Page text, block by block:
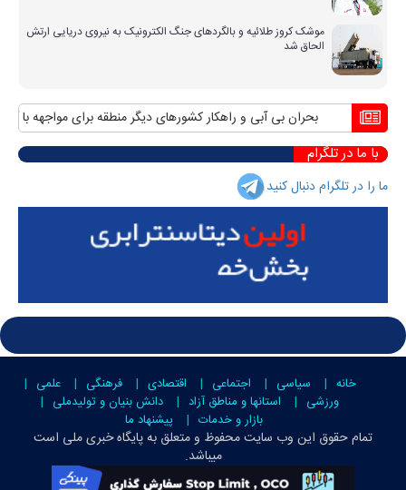
موشک کروز طلائیه و بالگردهای جنگ الکترونیک به نیروی دریایی ارتش
الحاق شد
بحران بی آبی و راهکار کشورهای دیگر منطقه برای مواجهه با آن
با ما در تلگرام
ما را در تلگرام دنبال کنید
خانه سیاسی اجتماعی اقتصادی فرهنگی
علمی
ورزشی
استانها و مناطق آزاد
دانش بنیان و تولیدملی
بازار و خدمات
پیشنهاد ما
تمام حقوق این وب سایت محفوظ و متعلق بهپایگاه خبری ملی است
میباشد.